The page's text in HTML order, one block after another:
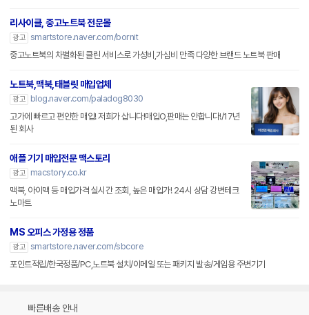
리사이클, 중고노트북 전문몰
광고 smartstore.naver.com/bornit
중고노트북의 차별화된 클린 서비스로 가성비,가심비 만족 다양한 브랜드 노트북 판매
노트북,맥북,태블릿 매입업체
광고
blog.naver.com/paladog8030
고가에 빠르고 편안한 매입! 저희가 삽니다!매입O,판매는 안합니다!/17년
된 회사
애플 기기 매입전문 맥스토리
광고
macstory.co.kr
맥북, 아이맥 등 매입가격 실시간 조회, 높은 매입가! 24시 상담 강변테크
노마트
MS 오피스 가정용 정품
광고 smartstore.naver.com/sbcore
포인트적립/한국정품/PC,노트북 설치/이메일 또는 패키지 발송/게임용 주변기기
빠른배송 안내